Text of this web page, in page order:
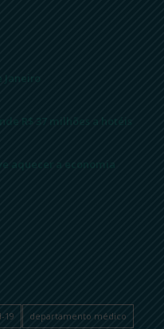
Janeiro
R$ 37 milhões a hotéis
aquecer a economia
19 departamento médico